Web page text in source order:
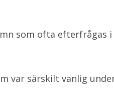
som ofta efterfrågas
var särskilt vanlig